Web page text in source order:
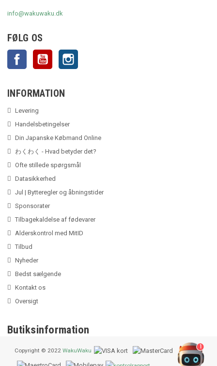
info@wakuwaku.dk
FØLG OS
Facebook YouTube
INFORMATION
Levering
Handelsbetingelser
Din Japanske Købmand Online
わくわく - Hvad betyder det?
Ofte stillede spørgsmål
Datasikkerhed
Jul | Bytteregler og åbningstider
Sponsorater
Tilbagekaldelse af fødevarer
Alderskontrol med MitID
Tilbud
Nyheder
Bedst sælgende
Kontakt os
Oversigt
Butiksinformation
Copyright © 2022 WakuWaku
1